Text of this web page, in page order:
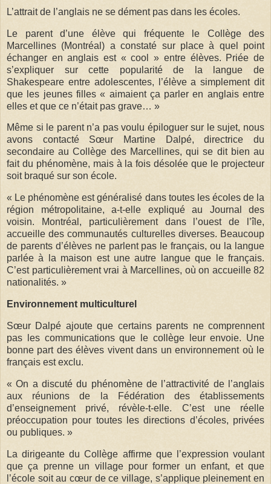
L’attrait de l’anglais ne se dément pas dans les écoles.
Le parent d’une élève qui fréquente le Collège des
Marcellines (Montréal) a constaté sur place à quel point
échanger en anglais est « cool » entre élèves. Priée de
s’expliquer sur cette popularité de la langue de
Shakespeare entre adolescentes, l’élève a simplement dit
que les jeunes filles « aimaient ça parler en anglais entre
elles et que ce n’était pas grave… »
Même si le parent n’a pas voulu épiloguer sur le sujet, nous
avons contacté Sœur Martine Dalpé, directrice du
secondaire au Collège des Marcellines, qui se dit bien au
fait du phénomène, mais à la fois désolée que le projecteur
soit braqué sur son école.
« Le phénomène est généralisé dans toutes les écoles de la
région métropolitaine, a-t-elle expliqué au Journal des
voisin. Montréal, particulièrement dans l’ouest de l’île,
accueille des communautés culturelles diverses. Beaucoup
de parents d’élèves ne parlent pas le français, ou la langue
parlée à la maison est une autre langue que le français.
C’est particulièrement vrai à Marcellines, où on accueille 82
nationalités. »
Environnement multiculturel
Sœur Dalpé ajoute que certains parents ne comprennent
pas les communications que le collège leur envoie. Une
bonne part des élèves vivent dans un environnement où le
français est exclu.
« On a discuté du phénomène de l’attractivité de l’anglais
aux réunions de la Fédération des établissements
d’enseignement privé, révèle-t-elle. C’est une réelle
préoccupation pour toutes les directions d’écoles, privées
ou publiques. »
La dirigeante du Collège affirme que l’expression voulant
que ça prenne un village pour former un enfant, et que
l’école soit au cœur de ce village, s’applique pleinement en